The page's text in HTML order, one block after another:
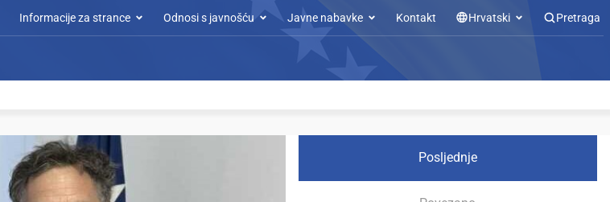
Informacije za strance Odnosi s javnošću Javne nabavke Kontakt Hrvatski Pretraga
Posljednje